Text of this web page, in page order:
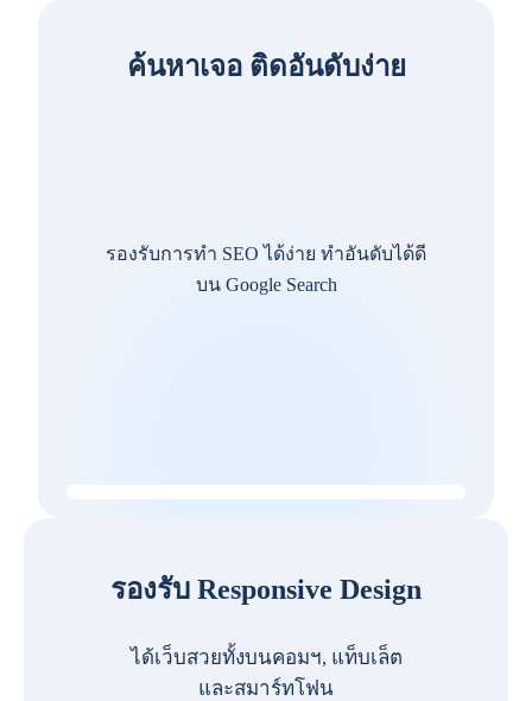
ค้นหาเจอ ติดอันดับง่าย
รองรับการทำ SEO ได้ง่าย ทำอันดับได้ดี
บน Google Search
รองรับ Responsive Design
ได้เว็บสวยทั้งบนคอมฯ, แท็บเล็ต
และสมาร์ทโฟน